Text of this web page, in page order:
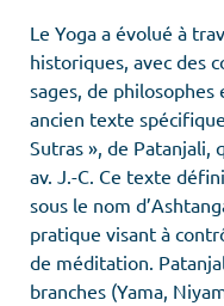
Le Yoga a évolué à
historiques, avec des
sages, de
ancien texte
Sutras », de Patanjali,
av. J.-C. Ce texte
sous le nom
pratique visant à
de méditation.
branches (Yama,